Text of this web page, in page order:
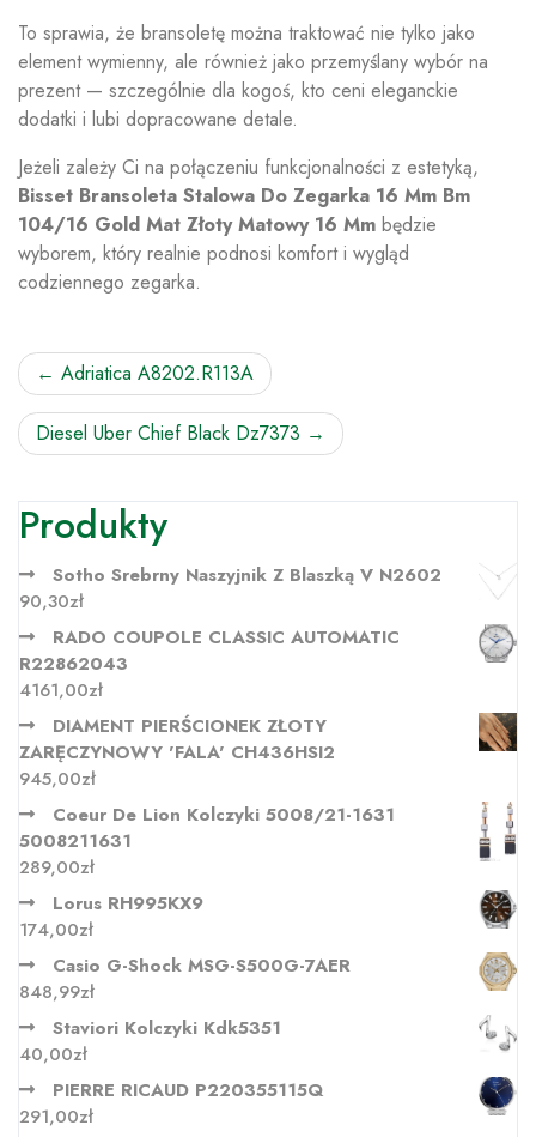
To sprawia, że bransoletę można traktować nie tylko jako
element wymienny, ale również jako przemyślany wybór na
prezent — szczególnie dla kogoś, kto ceni eleganckie
dodatki i lubi dopracowane detale.
Jeżeli zależy Ci na połączeniu funkcjonalności z estetyką,
Bisset Bransoleta Stalowa Do Zegarka 16 Mm Bm
104/16 Gold Mat Złoty Matowy 16 Mm będzie
wyborem, który realnie podnosi komfort i wygląd
codziennego zegarka.
Nawigacja
wpisu
Adriatica A8202.R113A
Diesel Uber Chief Black Dz7373
Produkty
Sotho Srebrny Naszyjnik Z Blaszką V N2602
90,30zł
RADO COUPOLE CLASSIC AUTOMATIC
R22862043
4161,00zł
DIAMENT PIERŚCIONEK ZŁOTY
ZARĘCZYNOWY 'FALA' CH436HSI2
945,00zł
Coeur De Lion Kolczyki 5008/21-1631
5008211631
289,00zł
Lorus RH995KX9
174,00zł
Casio G-Shock MSG-S500G-7AER
848,99zł
Staviori Kolczyki Kdk5351
40,00zł
PIERRE RICAUD P220355115Q
291,00zł